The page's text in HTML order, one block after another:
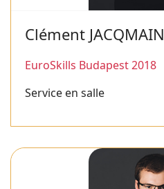
Clément JACQMAIN
EuroSkills Budapest 2018
Service en salle